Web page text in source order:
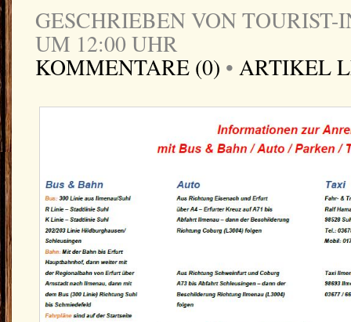
GESCHRIEBEN VON TOURIST-
UM 12:00 UHR
KOMMENTARE (0) • ARTIKEL